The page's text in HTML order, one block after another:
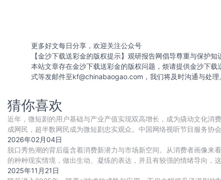
更多好文每日分享，欢迎关注公众号
【金沙下载送彩金的版权提示】观研报告网倡导尊重与保护
本站文章存在金沙下载送彩金的版权问题，烦请提供金沙下
式等发邮件至kf@chinabaogao.com ，我们将及时沟通与处理
猜你喜欢
近年，微短剧的用户基础与产业产值实现双高增长，成为撬动文化
成网民，超半数网民成为微短剧忠实观众。中国网络视听节目服务
人均单日使用时长达到120.
2026年02月04日
脱口秀热潮的背后蕴含着消费新潜力与市场新空间。从消费者画像
的种种现实情境，做出生动、凝练的表达，并且有较强的情绪导向
达85%。
2025年11月21日